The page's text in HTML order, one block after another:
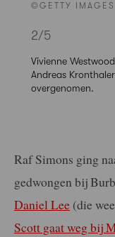
©GETTY IMAGES
2/5
Vivienne
Andreas
overgenomen.
Raf Simons ging
gedwongen bij
Daniel Lee (die
Scott gaat weg bij